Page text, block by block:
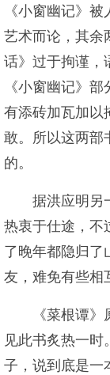
《小窗幽记》
艺术而论，其余
话》过于拘谨，
《小窗幽记》
有添砖加瓦加以
敢。所以这两部
的。
据洪应明另
热衷于仕途，不
了晚年都隐归了
友，难免有些相
《菜根谭
见此书炙热一
子，说到底是一